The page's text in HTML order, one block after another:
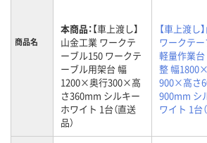
商品名
本商品：【車上渡し】
山金工業 ワークテ
ーブル150 ワークテ
ーブル用架台 幅
1200×奥行300×高
さ360mm シルキー
ホワイト 1台（直送
品）
【車上渡し
ワークテ
軽量作業台
整 幅
900×高さ
900mm シ
ワイト 1台